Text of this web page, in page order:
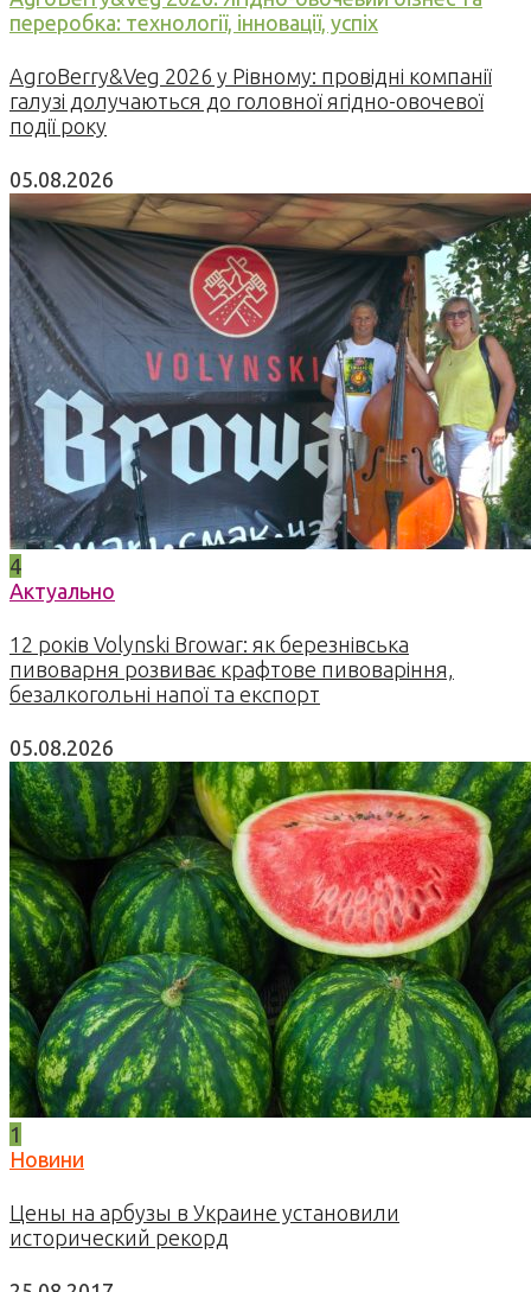
переробка: технології, інновації, успіх
AgroBerry&Veg 2026 у Рівному: провідні компанії
галузі долучаються до головної ягідно-овочевої
події року
05.08.2026
4
Актуально
12 років Volynski Browar: як березнівська
пивоварня розвиває крафтове пивоваріння,
безалкогольні напої та експорт
05.08.2026
1
Новини
Цены на арбузы в Украине установили
исторический рекорд